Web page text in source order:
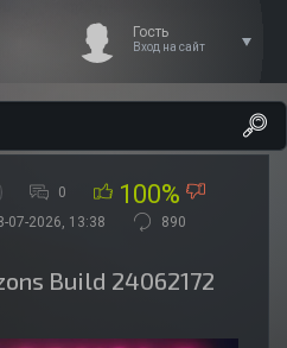
Гость
Вход на сайт
0 100%
07-2026, 13:38 890
Build 24062172